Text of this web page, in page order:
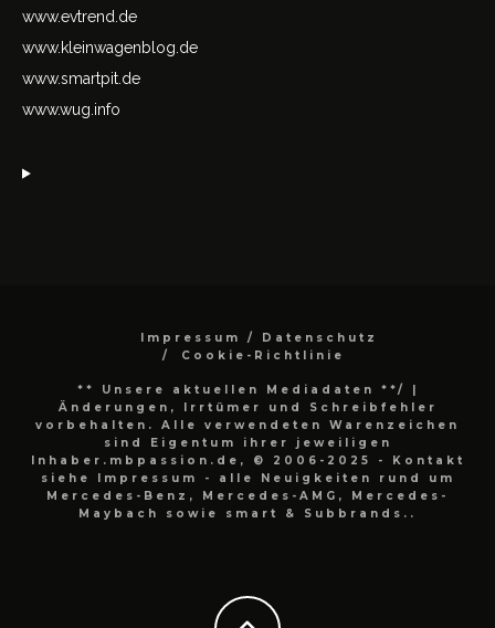
www.evtrend.de
www.kleinwagenblog.de
www.smartpit.de
www.wug.info
Impressum / Datenschutz
Cookie-Richtlinie
** Unsere aktuellen Mediadaten **/
|
Änderungen, Irrtümer und Schreibfehler
vorbehalten. Alle verwendeten Warenzeichen
sind Eigentum ihrer jeweiligen
Inhaber.mbpassion.de, © 2006-2025 - Kontakt
siehe Impressum - alle Neuigkeiten rund um
Mercedes-Benz, Mercedes-AMG, Mercedes-
Maybach sowie smart & Subbrands..